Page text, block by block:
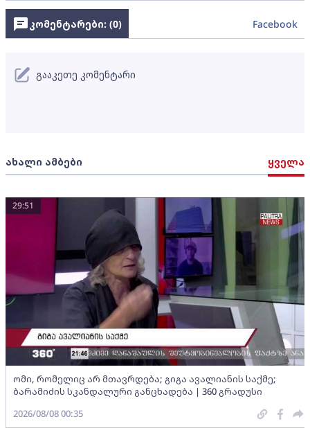
ახალი ამბები ყველა
ომი, რომელიც არ მთავრდება; გიგა ავალიანის საქმე;
ბარამიძის სკანდალური განცხადება | 360 გრადუსი
29:51
2026/08/08 00:35
კომენტარები: (0) Facebook
გააკეთე კომენტარი